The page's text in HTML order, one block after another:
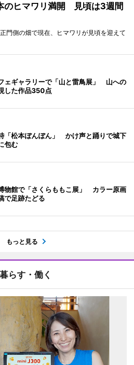
のヒマワリ満開 見頃は3週間
門側の畑で現在、ヒマワリが見頃を迎えて
ェギャラリーで「山と雷鳥展」 山への
した作品350点
「松本ぼんぼん」 かけ声と踊りで城下
包む
物館で「さくらももこ展」 カラー原画
で足跡たどる
もっと見る
暮らす・働く